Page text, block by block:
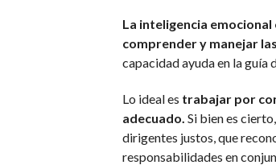
La inteligencia emocional
comprender y manejar
capacidad ayuda en la guía
Lo ideal es trabajar por
adecuado. Si bien es
dirigentes justos, que
responsabilidades en